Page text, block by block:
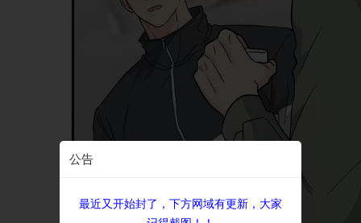
公告
最近又开始封了，下方网域有更新，大家